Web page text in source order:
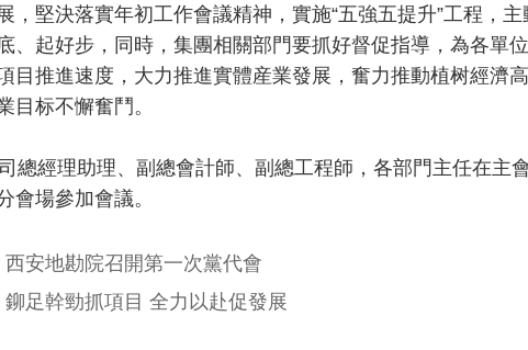
，堅決落實年初工作會議精神，實施“五強五提升”工程，
、起好步，同時，集團相關部門要抓好督促指導，為各單
目推進速度，大力推進實體産業發展，奮力推動植树經濟
目标不懈奮鬥。
經理助理、副總會計師、副總工程師，各部門主任在主
會場參加會議。
西安地勘院召開第一次黨代會
鉚足幹勁抓項目 全力以赴促發展